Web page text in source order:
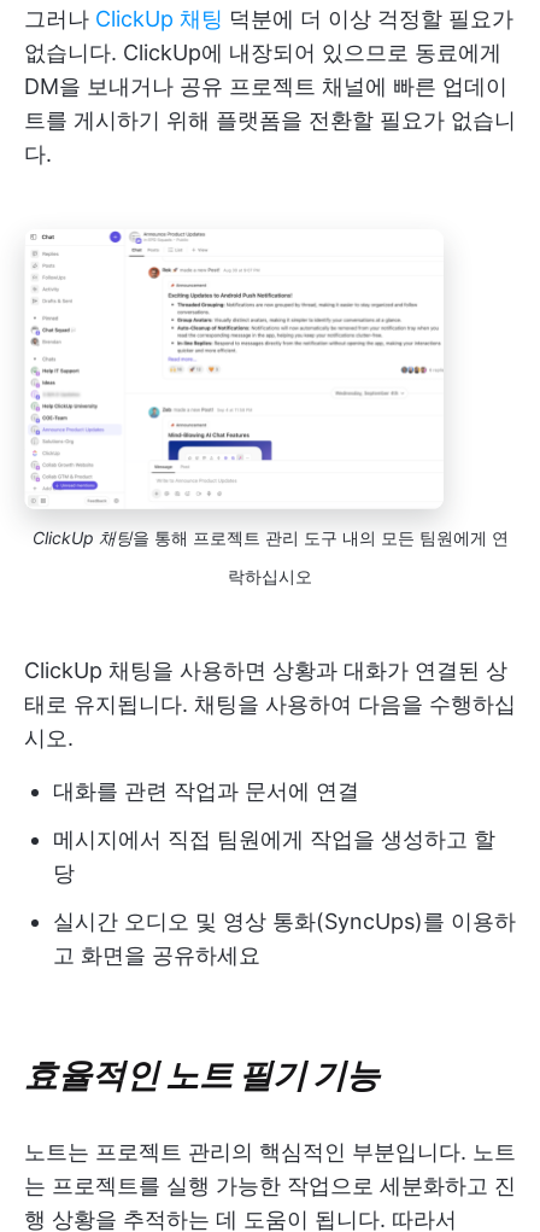
그러나 ClickUp 채팅 덕분에 더 이상 걱정할 필요가
없습니다. ClickUp에 내장되어 있으므로 동료에게
DM을 보내거나 공유 프로젝트 채널에 빠른 업데이
트를 게시하기 위해 플랫폼을 전환할 필요가 없습니
다.
ClickUp 채팅을 통해 프로젝트 관리 도구 내의 모든 팀원에게 연
락하십시오
ClickUp 채팅을 사용하면 상황과 대화가 연결된 상
태로 유지됩니다. 채팅을 사용하여 다음을 수행하십
시오.
대화를 관련 작업과 문서에 연결
메시지에서 직접 팀원에게 작업을 생성하고 할
당
실시간 오디오 및 영상 통화(SyncUps)를 이용하
고 화면을 공유하세요
효율적인 노트 필기 기능
노트는 프로젝트 관리의 핵심적인 부분입니다. 노트
는 프로젝트를 실행 가능한 작업으로 세분화하고 진
행 상황을 추적하는 데 도움이 됩니다. 따라서